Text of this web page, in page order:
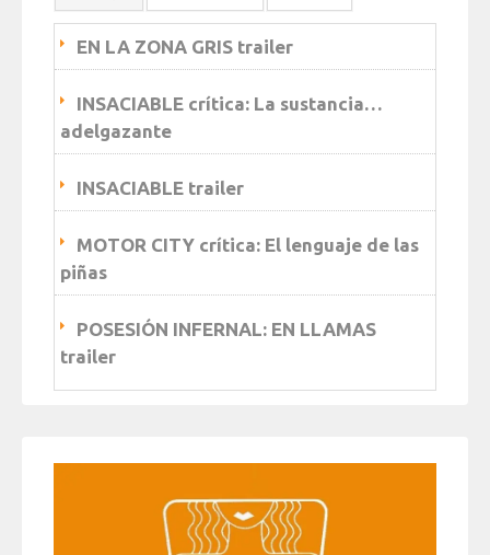
EN LA ZONA GRIS trailer
INSACIABLE crítica: La sustancia…
adelgazante
INSACIABLE trailer
MOTOR CITY crítica: El lenguaje de las
piñas
POSESIÓN INFERNAL: EN LLAMAS
trailer